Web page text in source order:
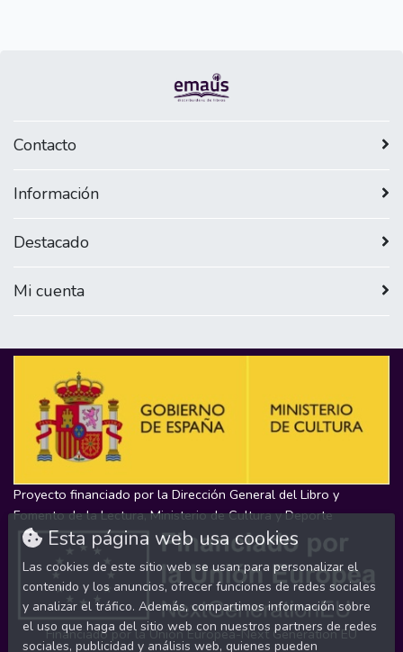
Contacto
Información
Destacado
Mi cuenta
Proyecto financiado por la Dirección General del Libro y
Fomento de la Lectura, Ministerio de Cultura y Deporte
Financiado por la Unión Europea-Next Generation EU
Esta página web usa cookies
Las cookies de este sitio web se usan para personalizar el
contenido y los anuncios, ofrecer funciones de redes sociales
y analizar el tráfico. Además, compartimos información sobre
el uso que haga del sitio web con nuestros partners de redes
sociales, publicidad y análisis web, quienes pueden